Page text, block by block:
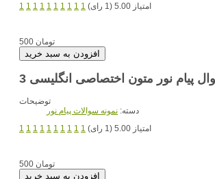
1 1 1 1 1 1 1 1 1 1
امتیاز 5.00 (1 رای)
500 تومان
پیام نور متون اختصاصی انگلیسی 3
توضیحات
دسته: نمونه سوالات پیام نور
1 1 1 1 1 1 1 1 1 1
امتیاز 5.00 (1 رای)
500 تومان